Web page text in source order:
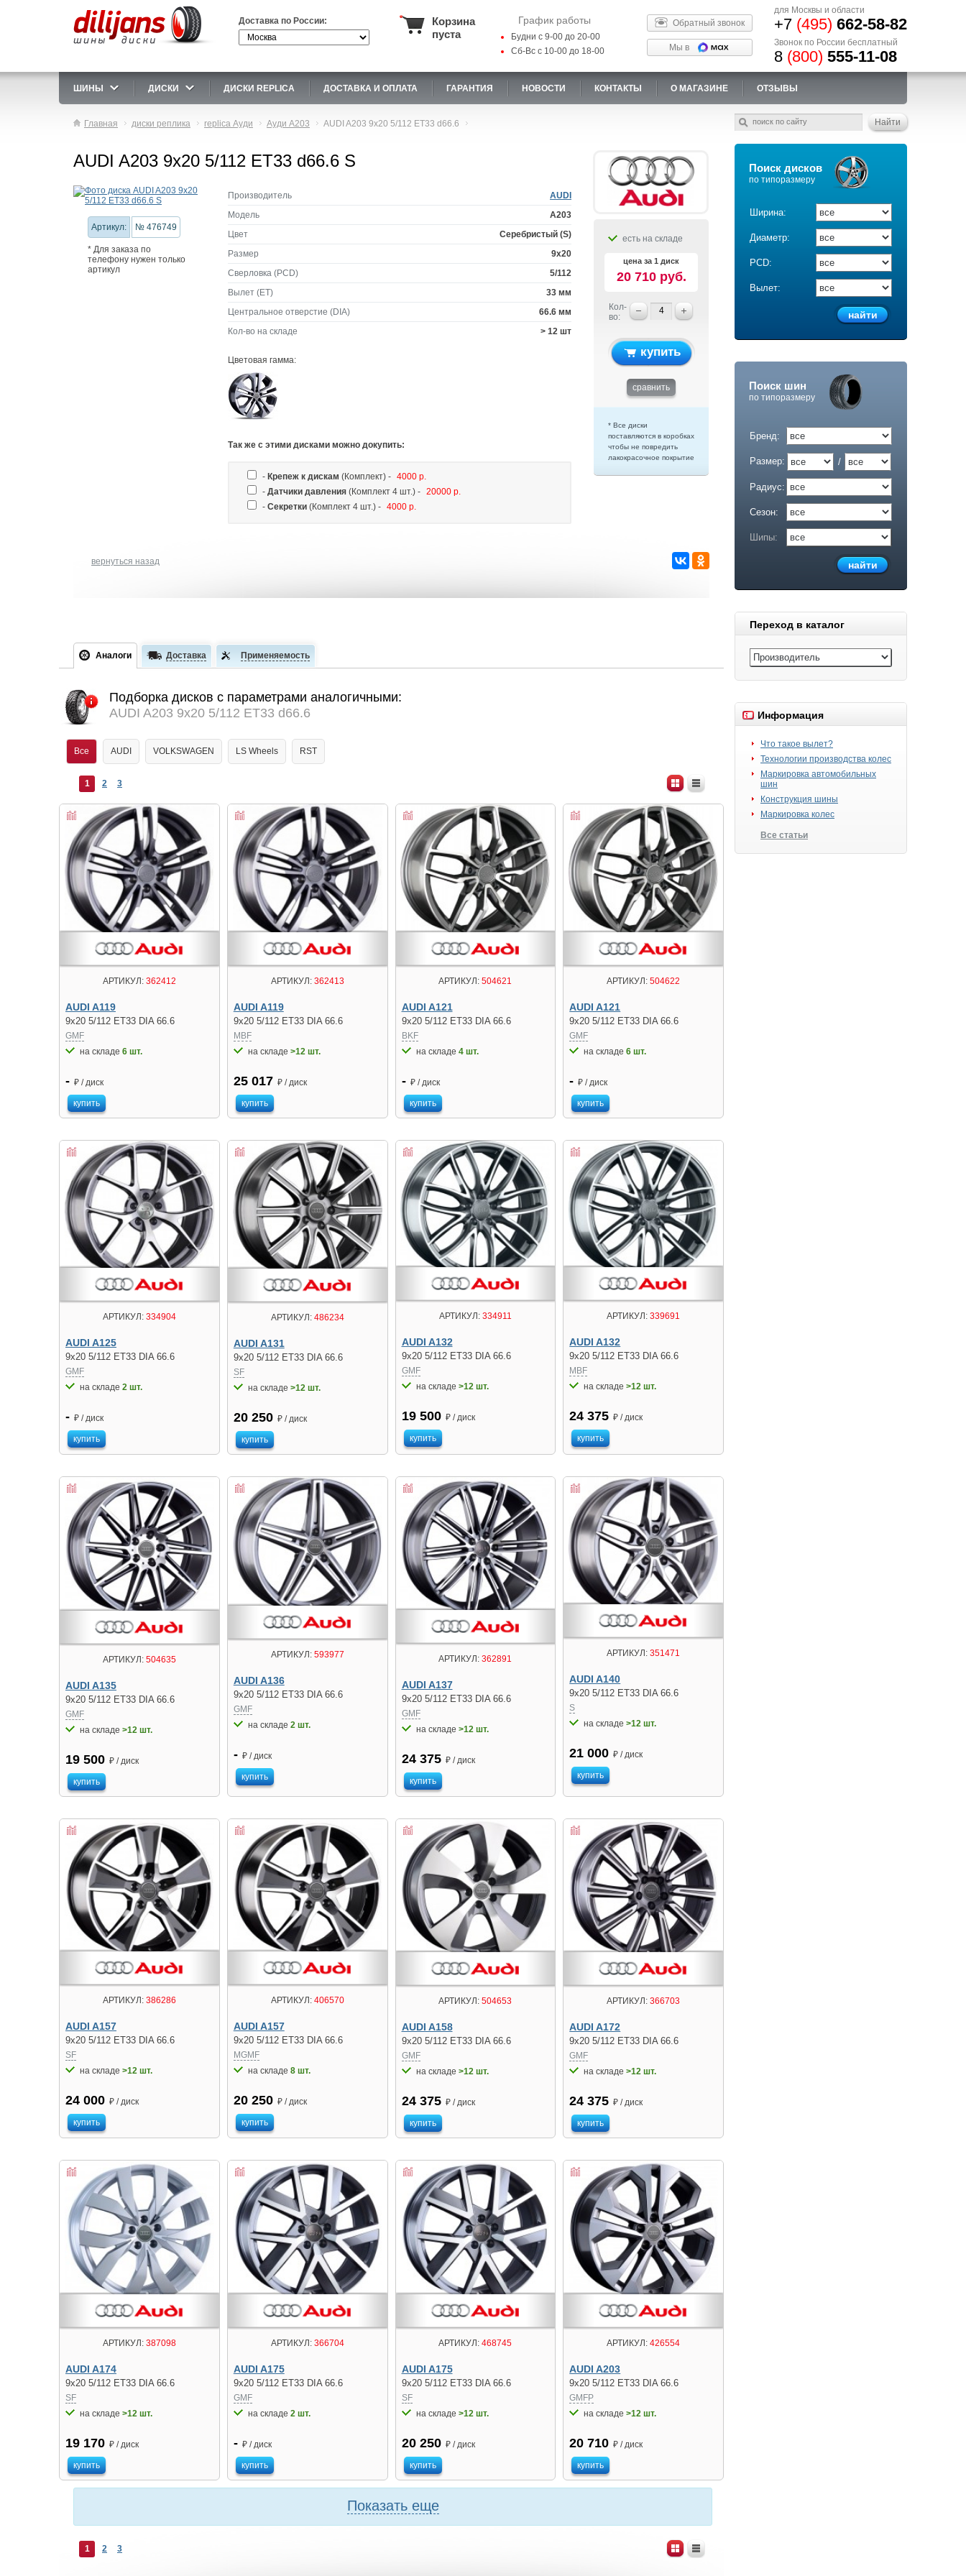
Доставка по России:
Корзина
пуста
График работы
Будни с 9-00 до 20-00
Сб-Вс с 10-00 до 18-00
Обратный звонок
Мы в
для Москвы и области
+7 (495) 662-58-82
Звонок по России бесплатный
8 (800) 555-11-08
ШИНЫ ДИСКИ ДИСКИ REPLICA ДОСТАВКА И ОПЛАТА ГАРАНТИЯ НОВОСТИ КОНТАКТЫ О МАГАЗИНЕ ОТЗЫВЫ
Главная диски реплика replica Ауди Ауди A203 AUDI A203 9x20 5/112 ET33 d66.6
Поиск дисков
по типоразмеру
Ширина:
Диаметр:
PCD:
Вылет:
Поиск шин
по типоразмеру
Бренд:
Размер: /
Радиус:
Сезон:
Шипы:
Переход в каталог
Информация
Что такое вылет?
Технологии производства колес
Маркировка автомобильных
шин
Конструкция шины
Маркировка колес
Все статьи
AUDI A203 9x20 5/112 ET33 d66.6 S
Артикул: № 476749
* Для заказа по
телефону нужен только
артикул
есть на складе
цена за 1 диск
20 710 руб.
Кол-
во:
купить
сравнить
* Все диски
поставляются в коробках
чтобы не повредить
лакокрасочное покрытие
Производитель
AUDI
Модель
A203
Цвет
Серебристый (S)
Размер
9x20
Сверловка (PCD)
5/112
Вылет (ET)
33 мм
Центральное отверстие (DIA)
66.6 мм
Кол-во на складе
> 12 шт
Цветовая гамма:
Так же c этими дисками можно докупить:
- Крепеж к дискам (Комплект) - 4000 р.
- Датчики давления (Комплект 4 шт.) - 20000 р.
- Секретки (Комплект 4 шт.) - 4000 р.
вернуться назад
Аналоги Доставка Применяемость
Подборка дисков с параметрами аналогичными:
AUDI A203 9x20 5/112 ET33 d66.6
Все AUDI VOLKSWAGEN LS Wheels RST
1 2 3
АРТИКУЛ:362412
AUDI A119
9x20 5/112 ET33 DIA 66.6
GMF
на складе 6 шт.
- ₽ / диск
купить
АРТИКУЛ:362413
AUDI A119
9x20 5/112 ET33 DIA 66.6
MBF
на складе >12 шт.
25 017 ₽ / диск
купить
АРТИКУЛ: 504621
AUDI A121
9x20 5/112 ET33 DIA 66.6
BKF
на складе 4 шт.
- ₽ / диск
купить
АРТИКУЛ: 504622
AUDI A121
9x20 5/112 ET33 DIA 66.6
GMF
на складе6 шт.
- ₽ / диск
купить
АРТИКУЛ:334904
AUDI A125
9x20 5/112 ET33 DIA 66.6
GMF
на складе 2 шт.
- ₽ / диск
купить
АРТИКУЛ:486234
AUDI A131
9x20 5/112 ET33 DIA 66.6
SF
на складе >12 шт.
20 250 ₽ / диск
купить
АРТИКУЛ:334911
AUDI A132
9x20 5/112 ET33 DIA 66.6
GMF
на складе >12 шт.
19 500 ₽ / диск
купить
АРТИКУЛ: 339691
AUDI A132
9x20 5/112 ET33 DIA 66.6
MBF
на складе>12 шт.
24 375 ₽ / диск
купить
АРТИКУЛ:504635
AUDI A135
9x20 5/112 ET33 DIA 66.6
GMF
на складе >12 шт.
19 500 ₽ / диск
купить
АРТИКУЛ:593977
AUDI A136
9x20 5/112 ET33 DIA 66.6
GMF
на складе 2 шт.
- ₽ / диск
купить
АРТИКУЛ: 362891
AUDI A137
9x20 5/112 ET33 DIA 66.6
GMF
на складе >12 шт.
24 375 ₽ / диск
купить
АРТИКУЛ: 351471
AUDI A140
9x20 5/112 ET33 DIA 66.6
S
на складе>12 шт.
21 000 ₽ / диск
купить
АРТИКУЛ:386286
AUDI A157
9x20 5/112 ET33 DIA 66.6
SF
на складе >12 шт.
24 000 ₽ / диск
купить
АРТИКУЛ:406570
AUDI A157
9x20 5/112 ET33 DIA 66.6
MGMF
на складе 8 шт.
20 250 ₽ / диск
купить
АРТИКУЛ: 504653
AUDI A158
9x20 5/112 ET33 DIA 66.6
GMF
на складе >12 шт.
24 375 ₽ / диск
купить
АРТИКУЛ: 366703
AUDI A172
9x20 5/112 ET33 DIA 66.6
GMF
на складе>12 шт.
24 375 ₽ / диск
купить
АРТИКУЛ:387098
AUDI A174
9x20 5/112 ET33 DIA 66.6
SF
на складе >12 шт.
19 170 ₽ / диск
купить
АРТИКУЛ:366704
AUDI A175
9x20 5/112 ET33 DIA 66.6
GMF
на складе 2 шт.
- ₽ / диск
купить
АРТИКУЛ: 468745
AUDI A175
9x20 5/112 ET33 DIA 66.6
SF
на складе >12 шт.
20 250 ₽ / диск
купить
АРТИКУЛ: 426554
AUDI A203
9x20 5/112 ET33 DIA 66.6
GMFP
на складе>12 шт.
20 710 ₽ / диск
купить
Показать еще
1 2 3